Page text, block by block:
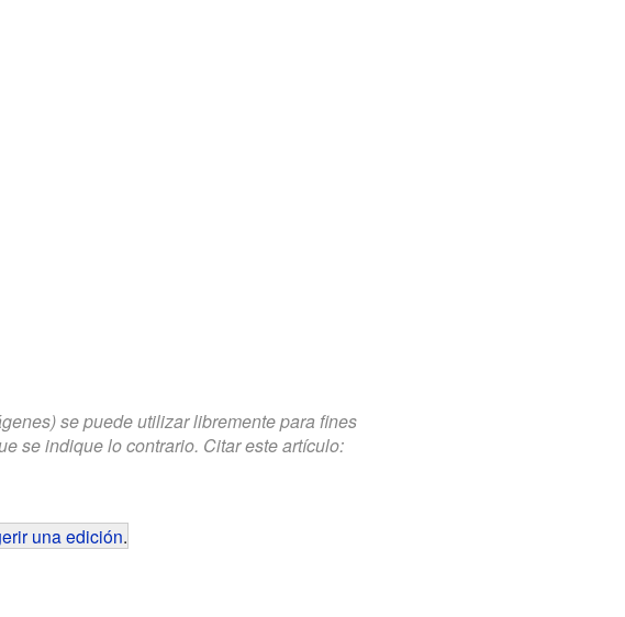
se puede utilizar libremente para fines
se indique lo contrario. Citar este artículo:
una edición.